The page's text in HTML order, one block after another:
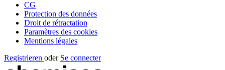
CG
Protection des données
Droit de rétractation
Paramètres des cookies
Mentions légales
Registrieren oder Se connecter